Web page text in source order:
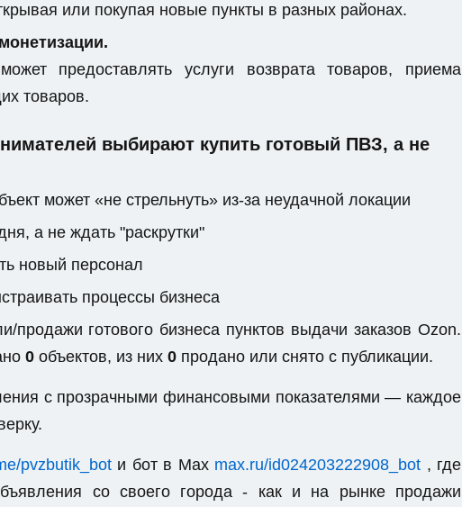
или покупая новые пункты в разных районах.
предоставлять услуги возврата товаров, приема
товаров.
выбирают купить готовый ПВЗ, а не
может «не стрельнуть» из-за неудачной локации
а не ждать "раскрутки"
новый персонал
процессы бизнеса
готового бизнеса пунктов выдачи заказов Ozon.
0 объектов, из них 0 продано или снято с публикации.
с прозрачными финансовыми показателями — каждое
pvzbutik_bot и бот в Max max.ru/id024203222908_bot , где
со своего города - как и на рынке продажи